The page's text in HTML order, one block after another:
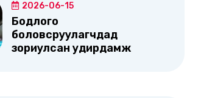
2026-06-15
Бодлого
боловсруулагчдад
зориулсан удирдамж